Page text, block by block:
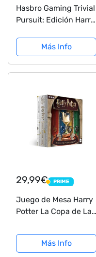
Hasbro Gaming Trivial
Pursuit: Edición Harry
World - Edad: 8+
Más Info
29,99€ PRIME
PRIME
Juego de Mesa Harry
Potter La Copa de Las
Más Info